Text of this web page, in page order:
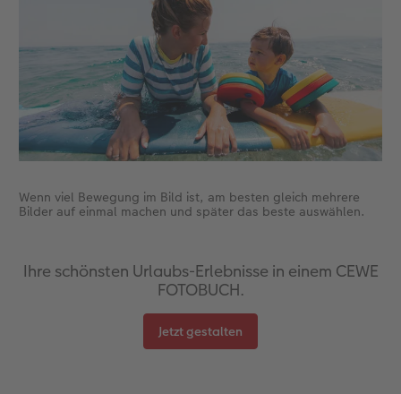
Anleitungen & Hilfe
Inspiration
Neuheiten
Extras
im Wunschformat
Neuheiten
Extras
Digitale Grußkarte
CEWE myPhotos
Neuheiten
Neuheiten
Wenn viel Bewegung im Bild ist, am besten gleich mehrere
Bilder auf einmal machen und später das beste auswählen.
Ihre schönsten Urlaubs-Erlebnisse in einem CEWE
FOTOBUCH.
Jetzt gestalten